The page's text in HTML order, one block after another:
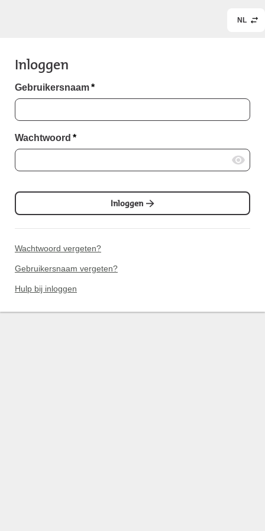
NL
Inloggen
Gebruikersnaam*
Wachtwoord *
Inloggen
Wachtwoord vergeten?
Gebruikersnaam vergeten?
Hulp bij inloggen